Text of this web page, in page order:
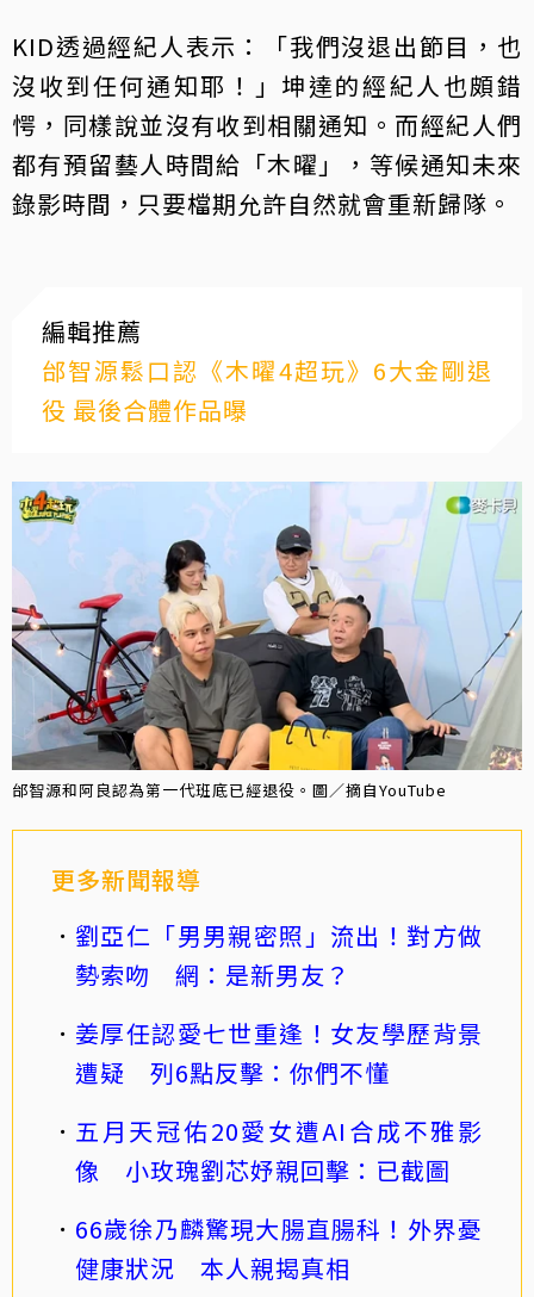
KID透過經紀人表示：「我們沒退出節目，也
沒收到任何通知耶！」坤達的經紀人也頗錯
愕，同樣說並沒有收到相關通知。而經紀人們
都有預留藝人時間給「木曜」，等候通知未來
錄影時間，只要檔期允許自然就會重新歸隊。
編輯推薦
邰智源鬆口認《木曜4超玩》6大金剛退
役 最後合體作品曝
邰智源和阿良認為第一代班底已經退役。圖／摘自YouTube
更多新聞報導
劉亞仁「男男親密照」流出！對方做
勢索吻 網：是新男友？
姜厚任認愛七世重逢！女友學歷背景
遭疑 列6點反擊：你們不懂
五月天冠佑20愛女遭AI合成不雅影
像 小玫瑰劉芯妤親回擊：已截圖
66歲徐乃麟驚現大腸直腸科！外界憂
健康狀況 本人親揭真相